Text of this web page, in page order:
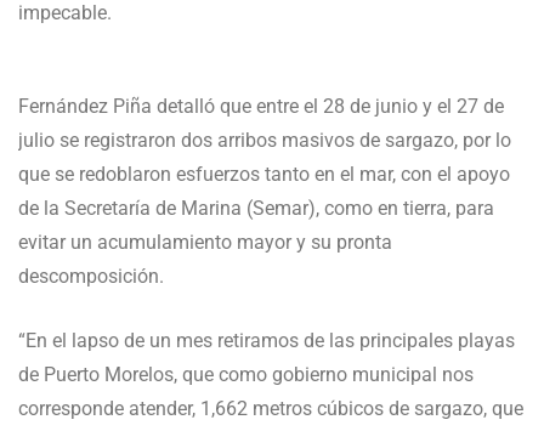
impecable.
Fernández Piña detalló que entre el 28 de junio y el 27 de
julio se registraron dos arribos masivos de sargazo, por lo
que se redoblaron esfuerzos tanto en el mar, con el apoyo
de la Secretaría de Marina (Semar), como en tierra, para
evitar un acumulamiento mayor y su pronta
descomposición.
“En el lapso de un mes retiramos de las principales playas
de Puerto Morelos, que como gobierno municipal nos
corresponde atender, 1,662 metros cúbicos de sargazo, que